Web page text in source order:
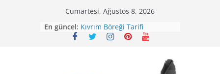
Cumartesi, Ağustos 8, 2026
En güncel: Kıvrım Böreği Tarifi
Karabuğday Pilavı Tarifi